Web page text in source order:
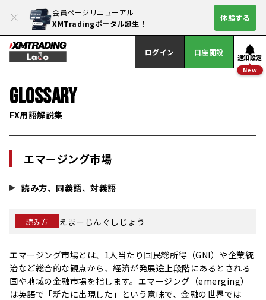
会員ページリニューアル
XMTradingポータル誕生！
体験する
ログイン 口座開設
通知設定
New
GLOSSARY
FX用語解説集
エマージング市場
読み方、同義語、対義語
読み方 えまーじんぐしじょう
エマージング市場とは、1人当たり国民総所得（GNI）や企業統
治など総合的な観点から、経済が発展途上段階にあるとされる
国や地域の金融市場を指します。エマージング（emerging）
は英語で「新たに出現した」という意味で、金融の世界では